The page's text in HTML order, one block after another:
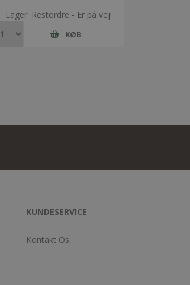
Lager: Restordre - Er på vej!
KØB
KUNDESERVICE
Kontakt Os